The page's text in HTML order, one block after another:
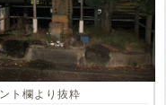
ト欄より抜粋